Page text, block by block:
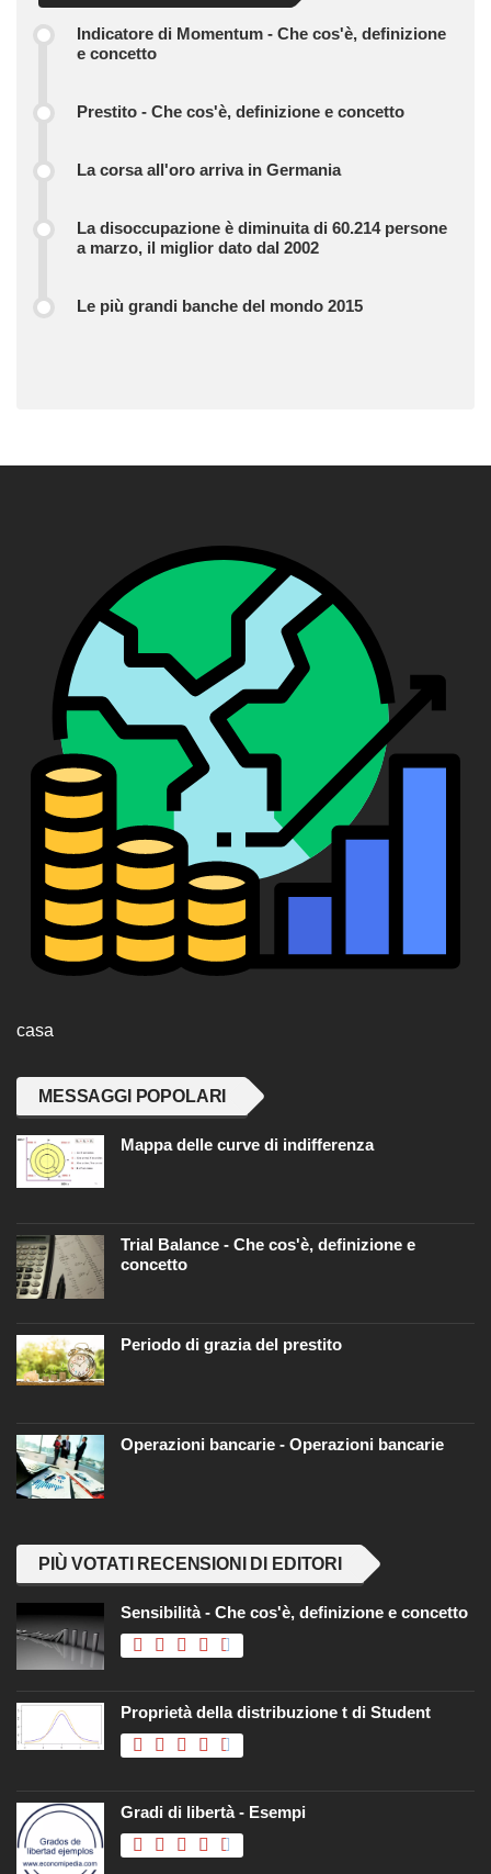
Indicatore di Momentum - Che cos'è, definizione
e concetto
Prestito - Che cos'è, definizione e concetto
La corsa all'oro arriva in Germania
La disoccupazione è diminuita di 60.214 persone
a marzo, il miglior dato dal 2002
Le più grandi banche del mondo 2015
casa
MESSAGGI POPOLARI
Mappa delle curve di indifferenza
Trial Balance - Che cos'è, definizione e
concetto
Periodo di grazia del prestito
Operazioni bancarie - Operazioni bancarie
PIÙ VOTATI RECENSIONI DI EDITORI
Sensibilità - Che cos'è, definizione e concetto
Proprietà della distribuzione t di Student
Gradi di libertà - Esempi